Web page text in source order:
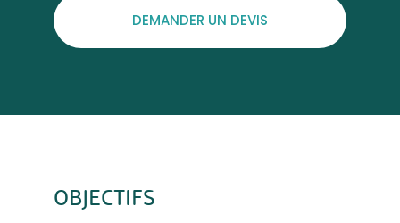
DEMANDER UN DEVIS
OBJECTIFS